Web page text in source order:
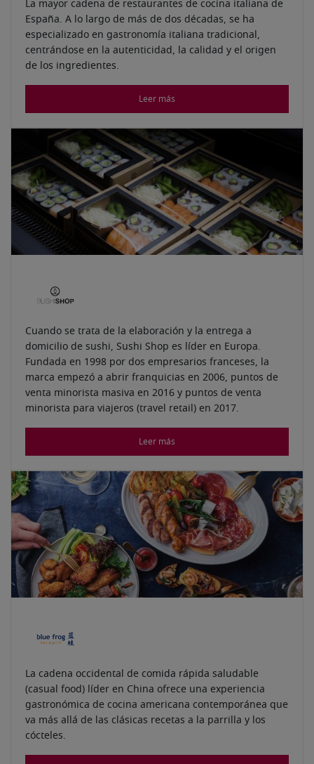
La mayor cadena de restaurantes de cocina italiana de
España. A lo largo de más de dos décadas, se ha
especializado en gastronomía italiana tradicional,
centrándose en la autenticidad, la calidad y el origen
de los ingredientes.
Leer más
Cuando se trata de la elaboración y la entrega a
domicilio de sushi, Sushi Shop es líder en Europa.
Fundada en 1998 por dos empresarios franceses, la
marca empezó a abrir franquicias en 2006, puntos de
venta minorista masiva en 2016 y puntos de venta
minorista para viajeros (travel retail) en 2017.
Leer más
La cadena occidental de comida rápida saludable
(casual food) líder en China ofrece una experiencia
gastronómica de cocina americana contemporánea que
va más allá de las clásicas recetas a la parrilla y los
cócteles.